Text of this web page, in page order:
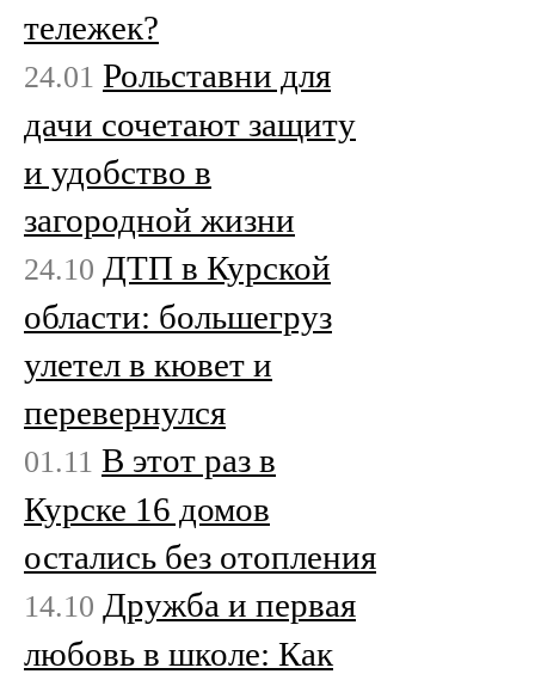
тележек?
24.01 Рольставни для
дачи сочетают защиту
и удобство в
загородной жизни
24.10 ДТП в Курской
области: большегруз
улетел в кювет и
перевернулся
01.11 В этот раз в
Курске 16 домов
остались без отопления
14.10 Дружба и первая
любовь в школе: Как